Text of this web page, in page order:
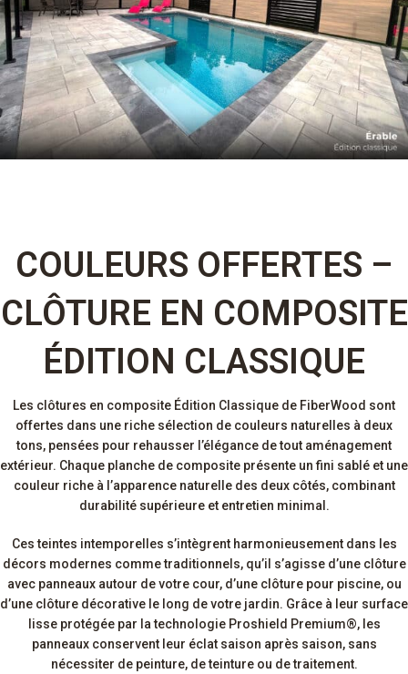
COULEURS OFFERTES –
CLÔTURE EN COMPOSITE
ÉDITION CLASSIQUE
Les clôtures en composite Édition Classique de FiberWood sont
offertes dans une riche sélection de couleurs naturelles à deux
tons, pensées pour rehausser l’élégance de tout aménagement
extérieur. Chaque planche de composite présente un fini sablé et une
couleur riche à l’apparence naturelle des deux côtés, combinant
durabilité supérieure et entretien minimal.
Ces teintes intemporelles s’intègrent harmonieusement dans les
décors modernes comme traditionnels, qu’il s’agisse d’une clôture
avec panneaux autour de votre cour, d’une clôture pour piscine, ou
d’une clôture décorative le long de votre jardin. Grâce à leur surface
lisse protégée par la technologie Proshield Premium®, les
panneaux conservent leur éclat saison après saison, sans
nécessiter de peinture, de teinture ou de traitement.